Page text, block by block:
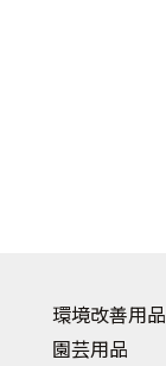
環境改善用品
園芸用品